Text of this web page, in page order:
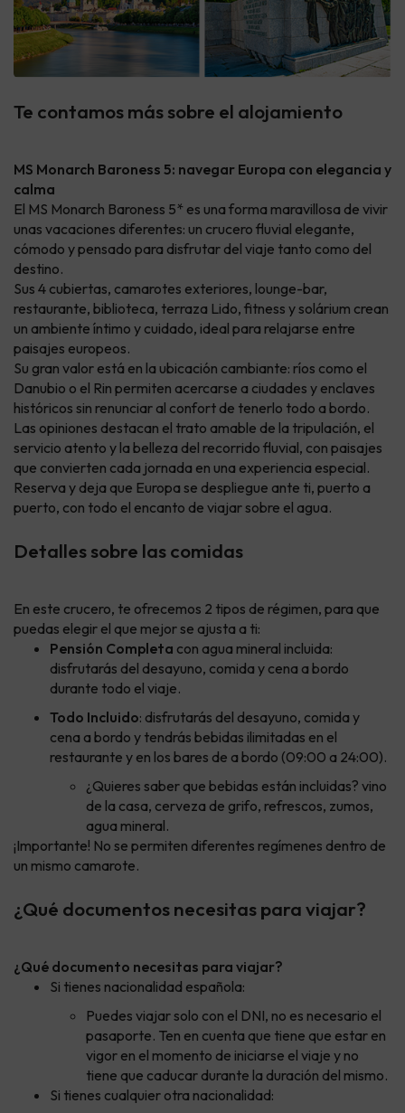
Te contamos más sobre el alojamiento
MS Monarch Baroness 5: navegar Europa con elegancia y
calma
El MS Monarch Baroness 5* es una forma maravillosa de vivir
unas vacaciones diferentes: un crucero fluvial elegante,
cómodo y pensado para disfrutar del viaje tanto como del
destino.
Sus 4 cubiertas, camarotes exteriores, lounge-bar,
restaurante, biblioteca, terraza Lido, fitness y solárium crean
un ambiente íntimo y cuidado, ideal para relajarse entre
paisajes europeos.
Su gran valor está en la ubicación cambiante: ríos como el
Danubio o el Rin permiten acercarse a ciudades y enclaves
históricos sin renunciar al confort de tenerlo todo a bordo.
Las opiniones destacan el trato amable de la tripulación, el
servicio atento y la belleza del recorrido fluvial, con paisajes
que convierten cada jornada en una experiencia especial.
Reserva y deja que Europa se despliegue ante ti, puerto a
puerto, con todo el encanto de viajar sobre el agua.
Detalles sobre las comidas
En este crucero, te ofrecemos 2 tipos de régimen, para que
puedas elegir el que mejor se ajusta a ti:
Pensión Completa con agua mineral incluida:
disfrutarás del desayuno, comida y cena a bordo
durante todo el viaje.
Todo Incluido: disfrutarás del desayuno, comida y
cena a bordo y tendrás bebidas ilimitadas en el
restaurante y en los bares de a bordo (09:00 a 24:00).
¿Quieres saber que bebidas están incluidas? vino
de la casa, cerveza de grifo, refrescos, zumos,
agua mineral.
¡Importante! No se permiten diferentes regímenes dentro de
un mismo camarote.
¿Qué documentos necesitas para viajar?
¿Qué documento necesitas para viajar?
Si tienes nacionalidad española:
Puedes viajar solo con el DNI, no es necesario el
pasaporte. Ten en cuenta que tiene que estar en
vigor en el momento de iniciarse el viaje y no
tiene que caducar durante la duración del mismo.
Si tienes cualquier otra nacionalidad: